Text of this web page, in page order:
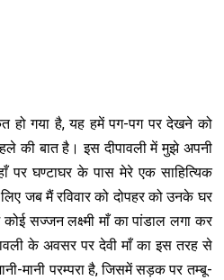
हो गया है, यह हमें पग-पग पर देखने को
की बात है। इस दीपावली में मुझे अपनी
पर घण्टाघर के पास मेरे एक साहित्यिक
जब मैं रविवार को दोपहर को उनके घर
सज्जन लक्ष्मी माँ का पांडाल लगा कर
के अवसर पर देवी माँ का इस तरह से
मानी परम्परा है, जिसमें सड़क पर तम्बू-